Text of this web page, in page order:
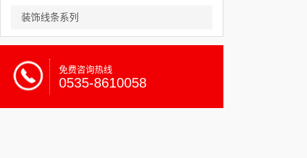
装饰线条系列
免费咨询热线
0535-8610058